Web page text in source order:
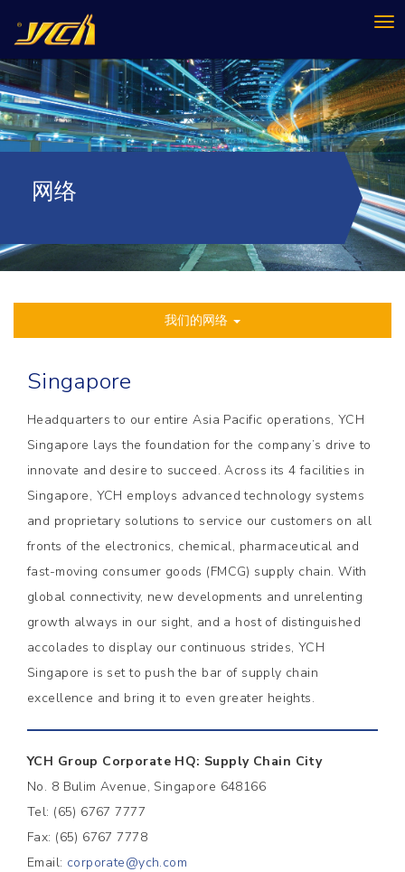
网络
我们的网络
Singapore
Headquarters to our entire Asia Pacific operations, YCH
Singapore lays the foundation for the company’s drive to
innovate and desire to succeed. Across its 4 facilities in
Singapore, YCH employs advanced technology systems
and proprietary solutions to service our customers on all
fronts of the electronics, chemical, pharmaceutical and
fast-moving consumer goods (FMCG) supply chain. With
global connectivity, new developments and unrelenting
growth always in our sight, and a host of distinguished
accolades to display our continuous strides, YCH
Singapore is set to push the bar of supply chain
excellence and bring it to even greater heights.
YCH Group Corporate HQ: Supply Chain City
No. 8 Bulim Avenue, Singapore 648166
Tel: (65) 6767 7777
Fax: (65) 6767 7778
Email: corporate@ych.com